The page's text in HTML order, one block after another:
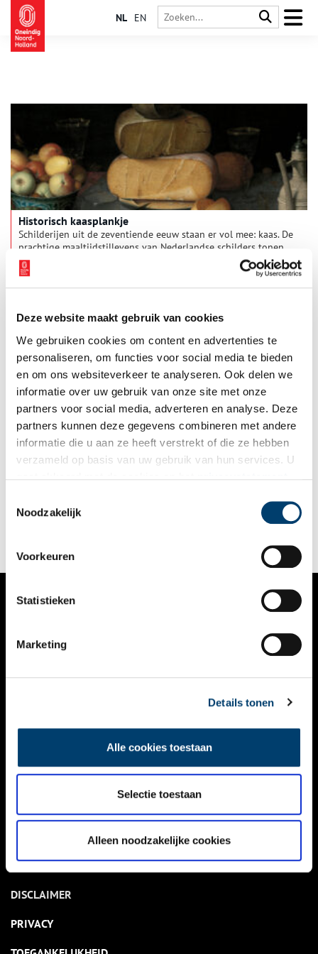
Deze website maakt gebruik van cookies
We gebruiken cookies om content en advertenties te
personaliseren, om functies voor social media te bieden
en om ons websiteverkeer te analyseren. Ook delen we
informatie over uw gebruik van onze site met onze
partners voor social media, adverteren en analyse. Deze
partners kunnen deze gegevens combineren met andere
informatie die u aan ze heeft verstrekt of die ze hebben
verzameld op basis van uw gebruik van hun services. U
Noodzakelijk
Voorkeuren
Statistieken
Marketing
Details tonen
Alle cookies toestaan
Selectie toestaan
Alleen noodzakelijke cookies
NL EN
Historisch kaasplankje
Schilderijen uit de zeventiende eeuw staan er vol mee: kaas. De
prachtige maaltijdstillevens van Nederlandse schilders tonen
kazen die nauwelijks te onderscheiden zijn van de kazen die
vandaag de dag geduldig rusten op de planken van de
kaasboer. Vooral de Goudse en Edammerkazen zijn in uiterlijk
de schilderijen.
Levend erfgoed: de Noord-Hollandse melkkoe
De zwart-witte koe die in de wei in Nederland staat is de
‘Holstein-Friesian’: dit zijn echte melkkoeien. Er zijn echter
Roodbont’. In Noord-Holland zijn nog veel melkveehouderijen
te vinden. Steeds meer van deze boerderijen organiseren
NIEUWS
KALENDER
ACTIVITEITEN
NIEUWSBRIEF
DISCLAIMER
PRIVACY